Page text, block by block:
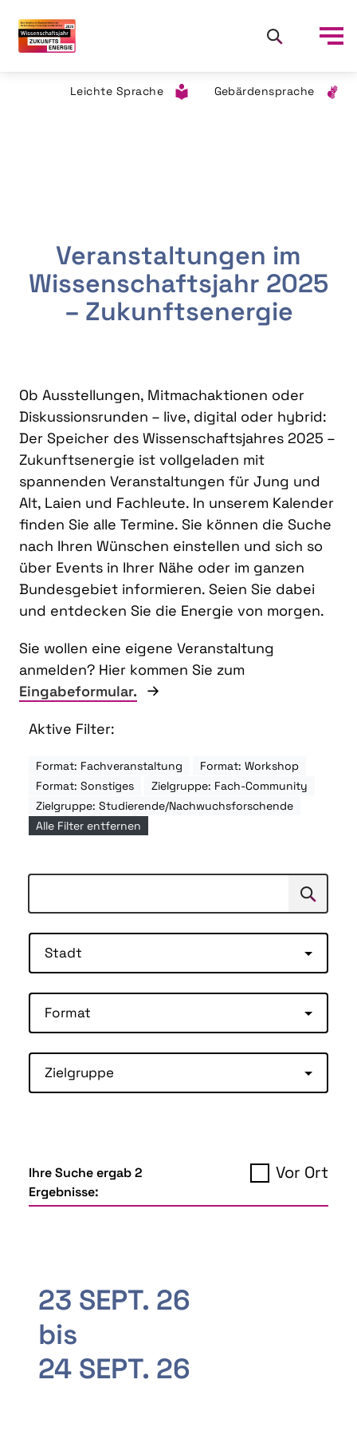
Leichte Sprache Gebärdensprache
Veranstaltungen im
Wissenschaftsjahr 2025
– Zukunftsenergie
Ob Ausstellungen, Mitmachaktionen oder
Diskussionsrunden – live, digital oder hybrid:
Der Speicher des Wissenschaftsjahres 2025 –
Zukunftsenergie ist vollgeladen mit
spannenden Veranstaltungen für Jung und
Alt, Laien und Fachleute. In unserem Kalender
finden Sie alle Termine. Sie können die Suche
nach Ihren Wünschen einstellen und sich so
über Events in Ihrer Nähe oder im ganzen
Bundesgebiet informieren. Seien Sie dabei
und entdecken Sie die Energie von morgen.
Sie wollen eine eigene Veranstaltung
anmelden? Hier kommen Sie zum
Eingabeformular.
Aktive Filter:
Format: Fachveranstaltung
Format: Workshop
Format: Sonstiges
Zielgruppe: Fach-Community
Zielgruppe: Studierende/Nachwuchsforschende
Alle Filter entfernen
Suchen
Stadt
Format
Zielgruppe
Ihre Suche ergab 2
Ergebnisse:
Vor Ort
23 SEPT. 26
bis
24 SEPT. 26